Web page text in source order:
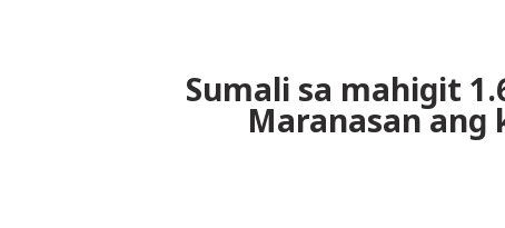
Sumali sa mahigit
Maranasan ang